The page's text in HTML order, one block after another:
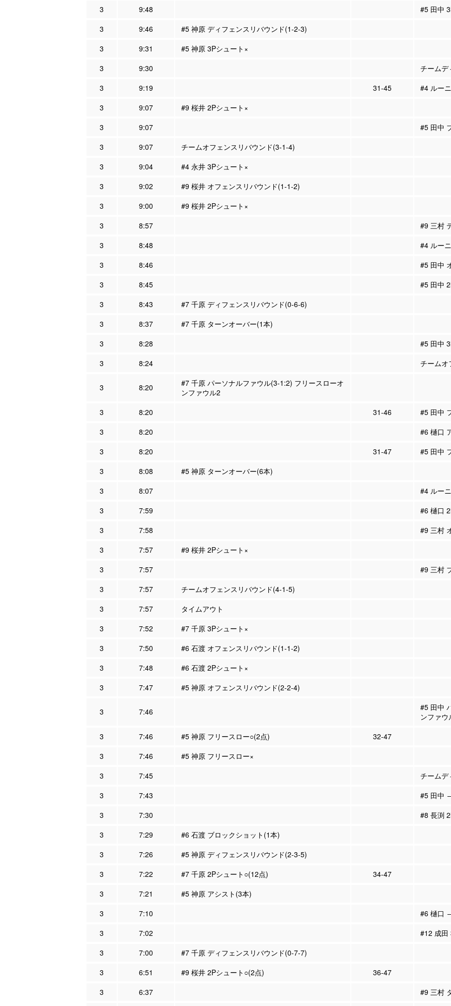
3
9:48
#5 田中
3
9:46
#5 神原 ディフェンスリバウンド(1-2-3)
3
9:31
#5 神原 3Pシュート×
3
9:30
チームデ
3
9:19 31-45
#4 ルー
3
9:07
#9 桜井 2Pシュート×
3
9:07
#5 田中
3
9:07
チームオフェンスリバウンド(3-1-4)
3
9:04
#4 永井 3Pシュート×
3
9:02
#9 桜井 オフェンスリバウンド(1-1-2)
3
9:00
#9 桜井 2Pシュート×
3
8:57
#9 三村
3
8:48
#4 ルー
3
8:46
#5 田中
3
8:45
#5 田中
3
8:43
#7 千原 ディフェンスリバウンド(0-6-6)
3
8:37
#7 千原 ターンオーバー(1本)
3
8:28
#5 田中
3
8:24 チームオ
3 8:20
#7 千原 パーソナルファウル(3-1:2) フリースローオ
ンファウル2
3
8:20 31-46
#5 田中
3
8:20
#6 樋口
3
8:20 31-47
#5 田中
3
8:08
#5 神原 ターンオーバー(6本)
3
8:07
#4 ルー
3
7:59
#6 樋口
3
7:58
#9 三村
3
7:57
#9 桜井 2Pシュート×
3
7:57
#9 三村
3
7:57
チームオフェンスリバウンド(4-1-5)
3
7:57
タイムアウト
3
7:52
#7 千原 3Pシュート×
3
7:50
#6 石渡 オフェンスリバウンド(1-1-2)
3
7:48
#6 石渡 2Pシュート×
3
7:47 #5 神原 オフェンスリバウンド(2-2-4)
3 7:46
#5 田中
ンファウ
3
7:46 #5 神原 フリースロー○(2点)
32-47
3
7:46
#5 神原 フリースロー×
3
7:45
チームデ
3
7:43
#5 田中
3
7:30
#8 長渕
3
7:29
#6 石渡 ブロックショット(1本)
3
7:26
#5 神原 ディフェンスリバウンド(2-3-5)
3
7:22 #7 千原 2Pシュート○(12点)
34-47
3
7:21
#5 神原 アシスト(3本)
3
7:10
#6 樋口
3
7:02
#12 成田
3
7:00
#7 千原 ディフェンスリバウンド(0-7-7)
3
6:51 #9 桜井 2Pシュート○(2点)
36-47
3
6:37 #9 三村